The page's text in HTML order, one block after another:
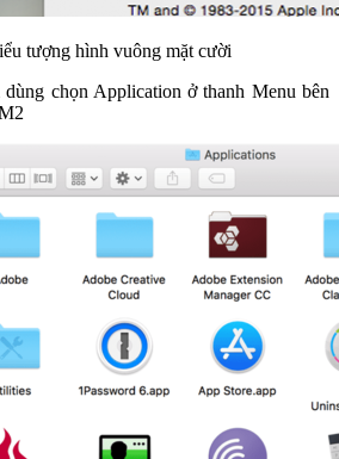
tượng hình vuông mặt cười
chọn Application ở thanh Menu bên